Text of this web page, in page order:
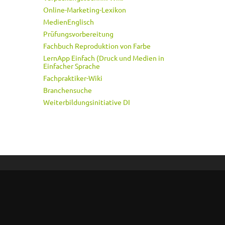
Online-Marketing-Lexikon
MedienEnglisch
Prüfungsvorbereitung
Fachbuch Reproduktion von Farbe
LernApp Einfach (Druck und Medien in
Einfacher Sprache
Fachpraktiker-Wiki
Branchensuche
Weiterbildungsinitiative DI